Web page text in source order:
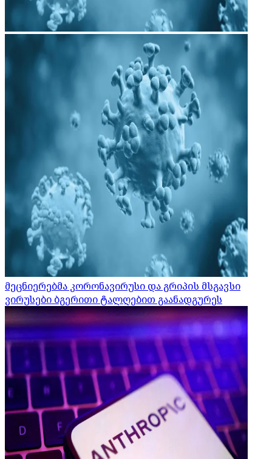
მეცნიერებმა კორონავირუსი და გრიპის მსგავსი
ვირუსები ბგერითი ტალღებით გაანადგურეს